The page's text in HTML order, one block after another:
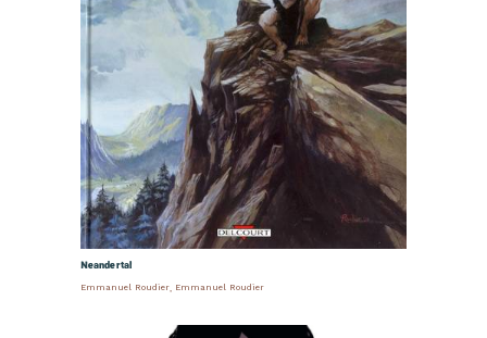
Neandertal
Emmanuel Roudier Emmanuel Roudier